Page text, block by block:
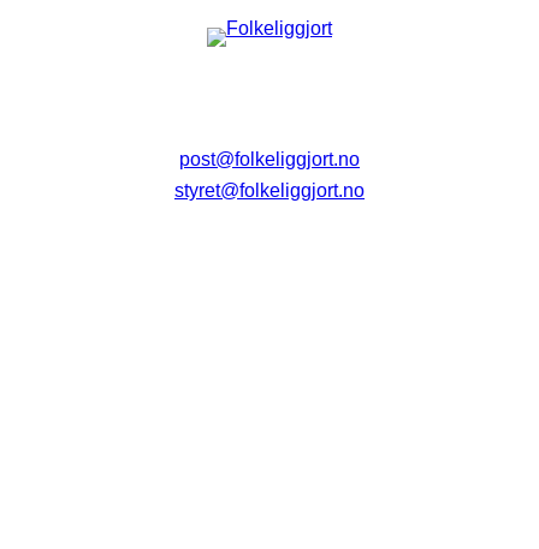
post@folkeliggjort.no
styret@folkeliggjort.no